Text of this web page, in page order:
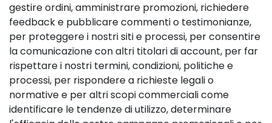
gestire ordini, amministrare promozioni, richiedere
feedback e pubblicare commenti o testimonianze,
per proteggere i nostri siti e processi, per consentire
la comunicazione con altri titolari di account, per far
rispettare i nostri termini, condizioni, politiche e
processi, per rispondere a richieste legali o
normative e per altri scopi commerciali come
identificare le tendenze di utilizzo, determinare